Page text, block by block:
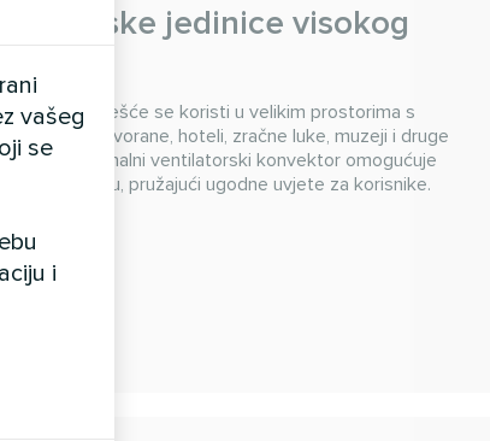
jedinice visokog
najčešće se koristi u velikim prostorima s
dvorane, hoteli, zračne luke, muzeji i druge
kanalni ventilatorski konvektor omogućuje
prostoru, pružajući ugodne uvjete za korisnike.
kW
kW
vašeg
se
i